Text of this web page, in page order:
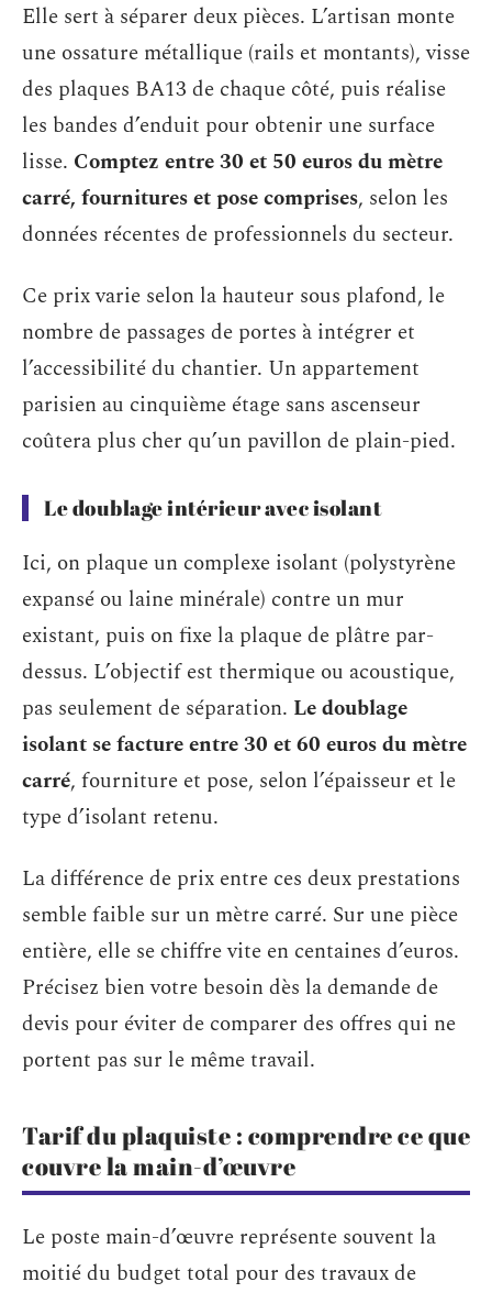
Elle sert à séparer deux pièces. L’artisan monte
une ossature métallique (rails et montants), visse
des plaques BA13 de chaque côté, puis réalise
les bandes d’enduit pour obtenir une surface
lisse. Comptez entre 30 et 50 euros du mètre
carré, fournitures et pose comprises, selon les
données récentes de professionnels du secteur.
Ce prix varie selon la hauteur sous plafond, le
nombre de passages de portes à intégrer et
l’accessibilité du chantier. Un appartement
parisien au cinquième étage sans ascenseur
coûtera plus cher qu’un pavillon de plain-pied.
Le doublage intérieur avec isolant
Ici, on plaque un complexe isolant (polystyrène
expansé ou laine minérale) contre un mur
existant, puis on fixe la plaque de plâtre par-
dessus. L’objectif est thermique ou acoustique,
pas seulement de séparation. Le doublage
isolant se facture entre 30 et 60 euros du mètre
carré, fourniture et pose, selon l’épaisseur et le
type d’isolant retenu.
La différence de prix entre ces deux prestations
semble faible sur un mètre carré. Sur une pièce
entière, elle se chiffre vite en centaines d’euros.
Précisez bien votre besoin dès la demande de
devis pour éviter de comparer des offres qui ne
portent pas sur le même travail.
Tarif du plaquiste : comprendre ce que
couvre la main-d’œuvre
Le poste main-d’œuvre représente souvent la
moitié du budget total pour des travaux de